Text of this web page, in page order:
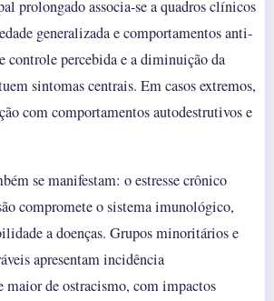
prolongado associa-se a quadros clínicos
generalizada e comportamentos anti-
controle percebida e a diminuição da
sintomas centrais. Em casos extremos,
com comportamentos autodestrutivos e
se manifestam: o estresse crônico
compromete o sistema imunológico,
a doenças. Grupos minoritários e
apresentam incidência
de ostracismo, com impactos